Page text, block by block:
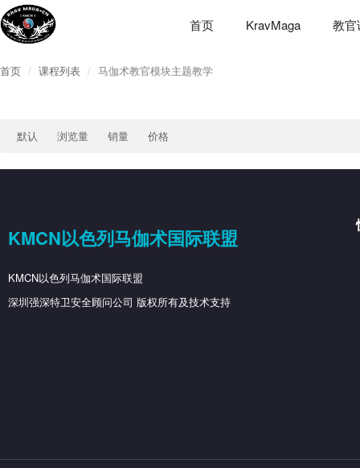
首页 KravMaga 教官
首页 课程列表 马伽术教官模块主题教学
默认 浏览量 销量 价格
KMCN以色列马伽术国际联盟
KMCN以色列马伽术国际联盟
深圳强深特卫安全顾问公司 版权所有及技术支持